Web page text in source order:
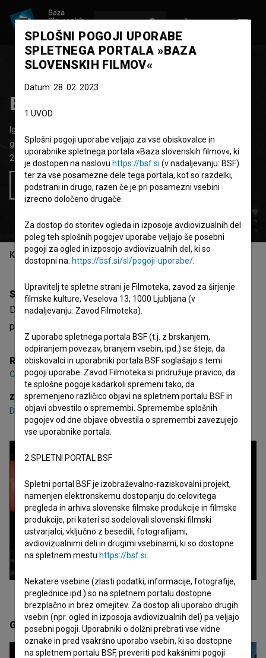
Before Time ~ Zate
Igrani video spot
glasbeni
2025
Slovenija
Želim si ogledati ta film
Kazalo
Sinopsis
Da bi lahko šli naprej, se morajo najprej osvoboditi svoje
prtljage.
Režija
Ciril Zupan
zasedba
Domen Flerin,Naja Lipičnik,Peter Mandelj Mejač
Galerija(3)
SPLOŠNI POGOJI UPORABE
SPLETNEGA PORTALA »BAZA
SLOVENSKIH FILMOV«
Datum: 28. 02. 2023
1.UVOD
Splošni pogoji uporabe veljajo za vse obiskovalce in
uporabnike spletnega portala »Baza slovenskih filmov«, ki
je dostopen na naslovu https://bsf.si (v nadaljevanju: BSF)
ter za vse posamezne dele tega portala, kot so razdelki,
podstrani in drugo, razen če je pri posamezni vsebini
izrecno določeno drugače.
Za dostop do storitev ogleda in izposoje avdiovizualnih del
poleg teh splošnih pogojev uporabe veljajo še posebni
pogoji za ogled in izposojo avdiovizualnih del, ki so
dostopni na: https://bsf.si/sl/pogoji-uporabe/
Upravitelj te spletne strani je Filmoteka, zavod za širjenje
filmske kulture, Veselova 13, 1000 Ljubljana (v
nadaljevanju: Zavod Filmoteka).
Z uporabo spletnega portala BSF (t.j. z brskanjem,
odpiranjem povezav, branjem vsebin, ipd.) se šteje, da
obiskovalci in uporabniki portala BSF soglašajo s temi
pogoji uporabe. Zavod Filmoteka si pridružuje pravico, da
te splošne pogoje kadarkoli spremeni tako, da
spremenjeno različico objavi na spletnem portalu BSF in
objavi obvestilo o spremembi. Spremembe splošnih
pogojev od dne objave obvestila o spremembi zavezujejo
vse uporabnike portala.
2.SPLETNI PORTAL BSF
Spletni portal BSF je izobraževalno-raziskovalni projekt,
namenjen elektronskemu dostopanju do celovitega
pregleda in arhiva slovenske filmske produkcije in filmske
produkcije, pri kateri so sodelovali slovenski filmski
ustvarjalci, vključno z besedili, fotografijami,
avdiovizualnimi deli in drugimi vsebinami, ki so dostopne
na spletnem mestu https://bsf.si
Nekatere vsebine (zlasti podatki, informacije, fotografije,
preglednice ipd.) so na spletnem portalu dostopne
brezplačno in brez omejitev. Za dostop ali uporabo drugih
vsebin (npr. ogled in izposoja avdiovizualnih del) pa veljajo
posebni pogoji. Uporabniki o dolžni prebrati vse vidne
oznake in pred vsakršno uporabo vsebin, ki so dostopne
na spletnem portalu BSF, preveriti pod kakšnimi pogoji